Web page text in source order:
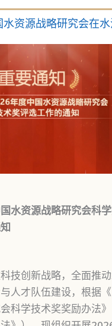
资源战略研究会在
水资源战略研究会科
技创新战略，全面推
人才队伍建设，根据
科学技术奖奖励办法